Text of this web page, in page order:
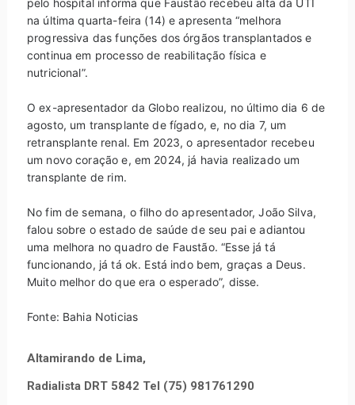
pelo hospital informa que Faustão recebeu alta da UTI
na última quarta-feira (14) e apresenta “melhora
progressiva das funções dos órgãos transplantados e
continua em processo de reabilitação física e
nutricional”.
O ex-apresentador da Globo realizou, no último dia 6 de
agosto, um transplante de fígado, e, no dia 7, um
retransplante renal. Em 2023, o apresentador recebeu
um novo coração e, em 2024, já havia realizado um
transplante de rim.
No fim de semana, o filho do apresentador, João Silva,
falou sobre o estado de saúde de seu pai e adiantou
uma melhora no quadro de Faustão. “Esse já tá
funcionando, já tá ok. Está indo bem, graças a Deus.
Muito melhor do que era o esperado”, disse.
Fonte: Bahia Noticias
Altamirando de Lima,
Radialista DRT 5842 Tel (75) 981761290